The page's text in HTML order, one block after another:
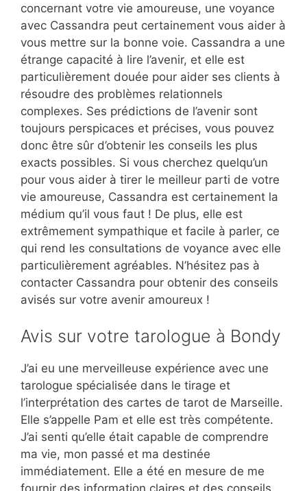
concernant votre vie amoureuse, une voyance
avec Cassandra peut certainement vous aider à
vous mettre sur la bonne voie. Cassandra a une
étrange capacité à lire l’avenir, et elle est
particulièrement douée pour aider ses clients à
résoudre des problèmes relationnels
complexes. Ses prédictions de l’avenir sont
toujours perspicaces et précises, vous pouvez
donc être sûr d’obtenir les conseils les plus
exacts possibles. Si vous cherchez quelqu’un
pour vous aider à tirer le meilleur parti de votre
vie amoureuse, Cassandra est certainement la
médium qu’il vous faut ! De plus, elle est
extrêmement sympathique et facile à parler, ce
qui rend les consultations de voyance avec elle
particulièrement agréables. N’hésitez pas à
contacter Cassandra pour obtenir des conseils
avisés sur votre avenir amoureux !
Avis sur votre tarologue à Bondy
J’ai eu une merveilleuse expérience avec une
tarologue spécialisée dans le tirage et
l’interprétation des cartes de tarot de Marseille.
Elle s’appelle Pam et elle est très compétente.
J’ai senti qu’elle était capable de comprendre
ma vie, mon passé et ma destinée
immédiatement. Elle a été en mesure de me